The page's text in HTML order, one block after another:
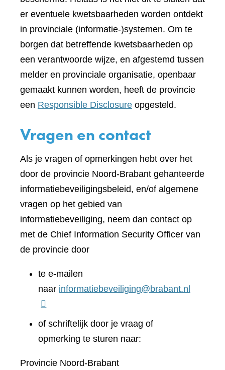
er eventuele kwetsbaarheden worden ontdekt
in provinciale (informatie-)systemen. Om te
borgen dat betreffende kwetsbaarheden op
een verantwoorde wijze, en afgestemd tussen
melder en provinciale organisatie, openbaar
gemaakt kunnen worden, heeft de provincie
een Responsible Disclosure opgesteld.
Vragen en contact
Als je vragen of opmerkingen hebt over het
door de provincie Noord-Brabant gehanteerde
informatiebeveiligingsbeleid, en/of algemene
vragen op het gebied van
informatiebeveiliging, neem dan contact op
met de Chief Information Security Officer van
de provincie door
te e-mailen
naar informatiebeveiliging@brabant.nl
of schriftelijk door je vraag of
opmerking te sturen naar:
Provincie Noord-Brabant